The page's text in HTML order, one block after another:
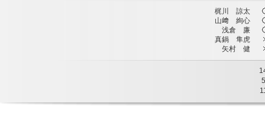
梶川 諒太
山﨑 絢心
浅倉 廉
真鍋 隼虎
矢村 健
5